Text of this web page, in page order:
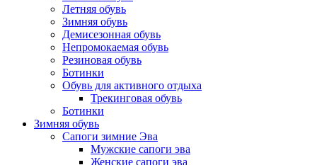
Летняя обувь
Зимняя обувь
Демисезонная обувь
Непромокаемая обувь
Резиновая обувь
Ботинки
Обувь для активного отдыха
Трекинговая обувь
Ботинки
Зимняя обувь
Сапоги зимние Эва
Мужские сапоги эва
Женские сапоги эва